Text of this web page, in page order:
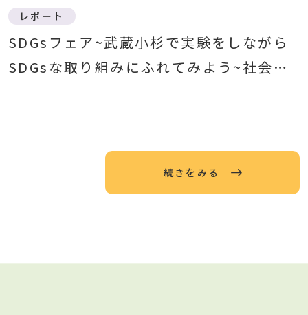
レポート
SDGsフェア~武蔵小杉で実験をしながら
SDGsな取り組みにふれてみよう~社会実
続きをみる